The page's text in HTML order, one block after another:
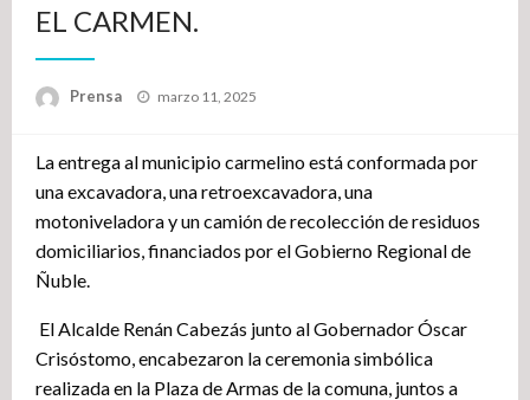
EL CARMEN.
Prensa
Publicado
marzo 11, 2025
La entrega al municipio carmelino está conformada por
una excavadora, una retroexcavadora, una
motoniveladora y un camión de recolección de residuos
domiciliarios, financiados por el Gobierno Regional de
Ñuble.
El Alcalde Renán Cabezás junto al Gobernador Óscar
Crisóstomo, encabezaron la ceremonia simbólica
realizada en la Plaza de Armas de la comuna, juntos a